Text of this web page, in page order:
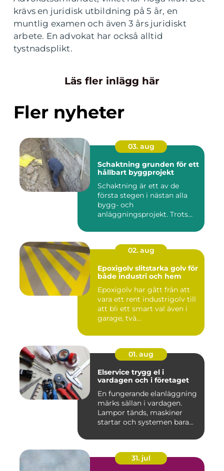
krävs en juridisk utbildning på 5 år, en
muntlig examen och även 3 års juridiskt
arbete. En advokat har också alltid
tystnadsplikt.
Läs fler inlägg här
Fler nyheter
03. aug
Schaktning grunden för ett
hållbart byggprojekt
Schaktning är ett av de
första stegen i nästan alla
bygg- och
anläggningsprojekt. Trots
02. aug
Epoxigolv slitstarka golv för
både industri och hem
Epoxigolv har gått från att
vara ett rent industrigolv till
att bli ett smart val även i
garage, tvä...
01. aug
Elservice trygg el i
vardagen och i företaget
En fungerande elanläggning
märks sällan i vardagen.
Lampor tänds, maskiner
startar och systemen bara...
31. jul